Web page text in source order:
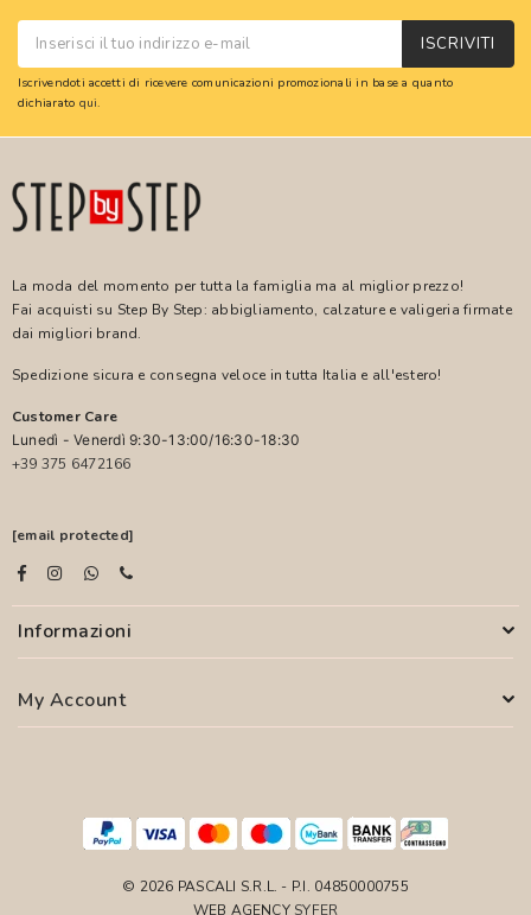
ISCRIVITI
Iscrivendoti accetti di ricevere comunicazioni promozionali in base a quanto
dichiarato qui.
La moda del momento per tutta la famiglia ma al miglior prezzo!
Fai acquisti su Step By Step: abbigliamento, calzature e valigeria firmate
dai migliori brand.
Spedizione sicura e consegna veloce in tutta Italia e all'estero!
Customer Care
Lunedì - Venerdì 9:30-13:00/16:30-18:30
+39 375 6472166
[email protected]
Informazioni
My Account
© 2026 PASCALI S.R.L. - P.I. 04850000755
WEB AGENCY SYFER